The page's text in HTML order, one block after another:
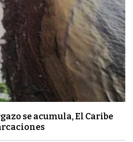
se acumula, El Caribe